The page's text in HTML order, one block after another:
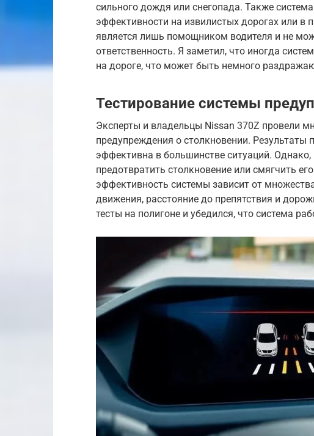
сильного дождя или снегопада. Также
эффективности на извилистых дорогах или в
является лишь помощником водителя и не
ответственность. Я заметил, что иногда
на дороге, что может быть немного
Тестирование системы
Эксперты и владельцы Nissan 370Z провели
предупреждения о столкновении. Результаты
эффективна в большинстве ситуаций. Однако,
предотвратить столкновение или смягчить
эффективность системы зависит от
движения, расстояние до препятствия и
тесты на полигоне и убедился, что система